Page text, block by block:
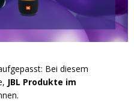
Bei diesem
JBL Produkte im